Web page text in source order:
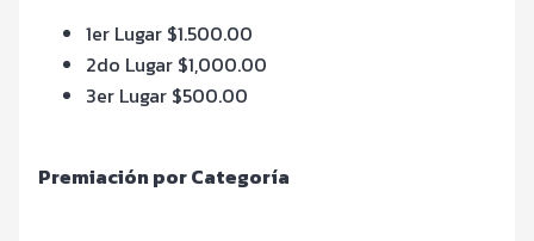
1er Lugar $1.500.00
2do Lugar $1,000.00
3er Lugar $500.00
Premiación por Categoría